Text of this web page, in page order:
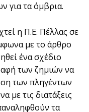
για τα όμβρια.
η Π.Ε. Πέλλας σε
με το άρθρο
ένα σχέδιο
των ζημιών να
των πληγέντων
με τις διατάξεις
τα